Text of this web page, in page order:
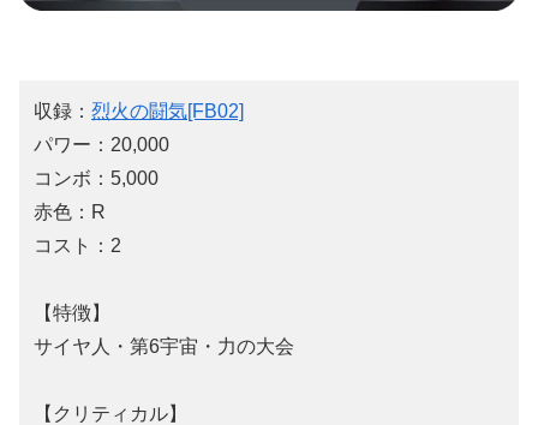
収録： 烈火の闘気[FB02]
パワー：20,000
コンボ：5,000
赤色：R
コスト：2
【特徴】
サイヤ人・第6宇宙・力の大会
【クリティカル】